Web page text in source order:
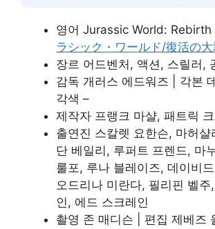
영어 Jurassic World: Rebirth
ラシック・ワールド/復活の
장르 어드벤처, 액션, 스릴러,
감독 개러스 에드워즈 | 각본
각색 –
제작자 프랭크 마샬, 패트릭
출연진 스칼렛 요한슨, 마허
단 베일리, 루퍼트 프렌드, 마
룰포, 루나 블레이즈, 데이비
오드리나 미란다, 필리핀 벨주
인, 에드 스크레인
촬영 존 매디슨 | 편집 제베즈